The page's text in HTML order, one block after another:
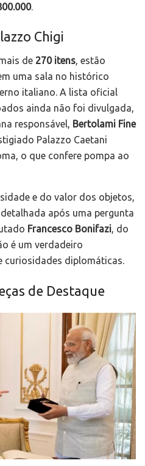
.
Chigi
de 270 itens, estão
uma sala no histórico
italiano. A lista oficial
ainda não foi divulgada,
responsável, Bertolami Fine
Palazzo Caetani
o que confere pompa ao
e do valor dos objetos,
após uma pergunta
Francesco Bonifazi, do
é um verdadeiro
curiosidades diplomáticas.
de Destaque